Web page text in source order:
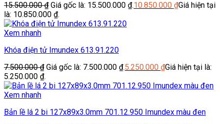
15.500.000₫ Giá gốc là: 15.500.000 ₫.10.850.000 ₫Giá hiện tại
là: 10.850.000 ₫.
Xem nhanh
Khóa điện tử Imundex 613.91.220
7.500.000₫ Giá gốc là: 7.500.000 ₫.5.250.000 ₫Giá hiện tại là:
5.250.000 ₫.
Xem nhanh
Bản lề lá 2 bi 127x89x3.0mm 701.12.950 Imundex màu đen